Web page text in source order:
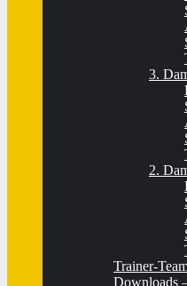
3.
2.
Trainer-
Downloads